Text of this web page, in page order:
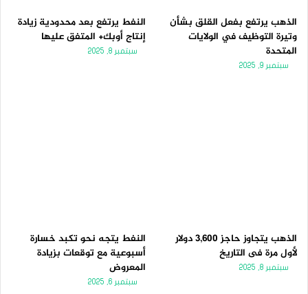
الذهب يرتفع بفعل القلق بشأن
وتيرة التوظيف في الولايات
المتحدة
سبتمبر 9, 2025
النفط يرتفع بعد محدودية زيادة
إنتاج أوبك+ المتفق عليها
سبتمبر 8, 2025
الذهب يتجاوز حاجز 3,600 دولار
لأول مرة فى التاريخ
سبتمبر 8, 2025
النفط يتجه نحو تكبد خسارة
أسبوعية مع توقعات بزيادة
المعروض
سبتمبر 6, 2025